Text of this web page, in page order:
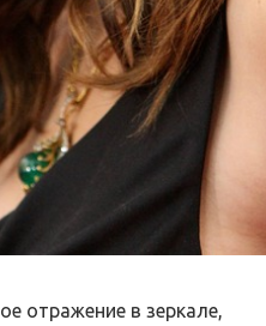
отражение в зеркале,